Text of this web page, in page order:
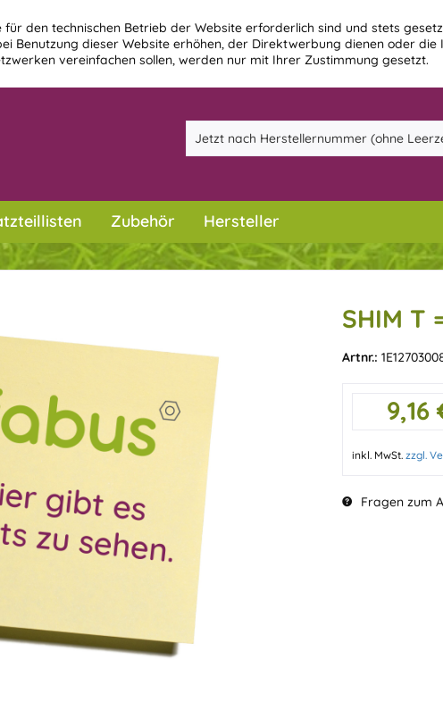
für den technischen Betrieb der Website erforderlich sind und stets
Benutzung dieser Website erhöhen, der Direktwerbung dienen oder
vereinfachen sollen, werden nur mit Ihrer Zustimmung gesetzt.
Zubehör Hersteller
SHIM T
Artnr.:
9,16
inkl. MwSt. zzgl.
Fragen zum